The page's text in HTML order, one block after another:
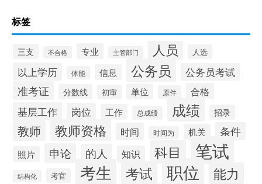
标签
三支 不合格 专业 主管部门 人员 人选
以上学历 体能 信息 公务员 公务员考试
准考证 分数线 初审 单位 原件 合格
基层工作 岗位 工作 总成绩 成绩 招录
教师 教师资格 时间 时间为 机关 条件
照片 申论 的人 知识 科目 笔试
结构化 考官 考生 考试 职位 能力